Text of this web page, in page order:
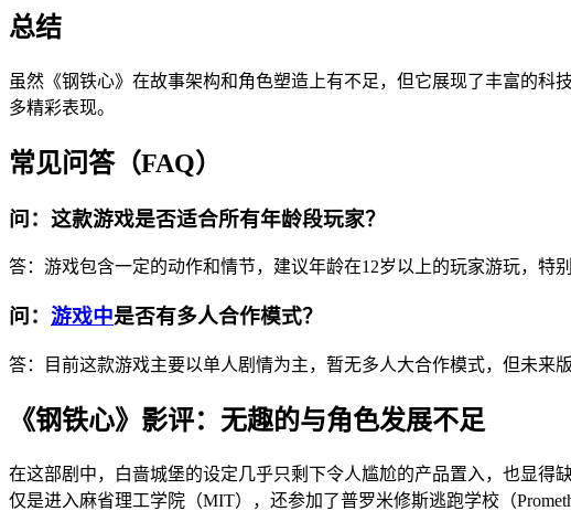
总结
虽然《钢铁心》在故事架构和角色塑造上有不足，但它展现了丰富的
多精彩表现。
常见问答（FAQ）
问：这款游戏是否适合所有年龄段玩家？
答：游戏包含一定的动作和情节，建议年龄在12岁以上的玩家游玩，特
问： 游戏中是否有多人合作模式？
答：目前这款游戏主要以单人剧情为主，暂无多人大合作模式，但未来
《钢铁心》影评：无趣的与角色发展不足
在这部剧中，白啬城堡的设定几乎只剩下令人尴尬的产品置入，也显
仅是进入麻省理工学院（MIT），还参加了普罗米修斯逃跑学校（